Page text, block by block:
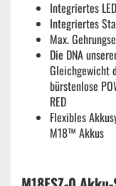
Integriertes
Integriertes
Max.
Die DNA
Gleichgewicht
bürstenlose
RED
Flexibles
M18™ Akkus